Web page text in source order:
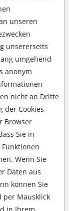
unseren
unsererseits
umgehend
anonym
nicht an Dritte
der Cookies
Browser
Sie in
Wenn Sie
Daten aus
können Sie
per Mausklick
in Ihrem